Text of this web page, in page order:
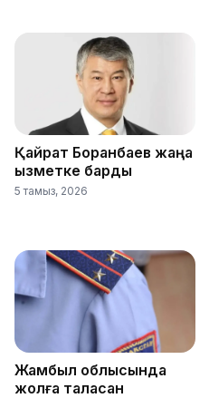
Қайрат Боранбаев жаңа
қызметке барды
5 тамыз, 2026
Жамбыл облысында
жолға таласқан